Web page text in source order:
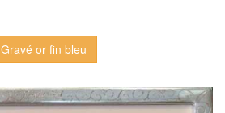
Gravé or fin bleu